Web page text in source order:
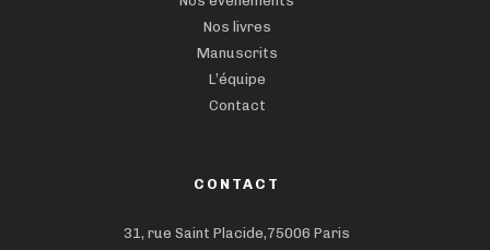
Nos livres
Manuscrits
L’équipe
Contact
CONTACT
31, rue Saint Placide,75006 Paris